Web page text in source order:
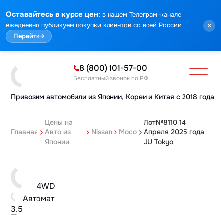
Оставайтесь в курсе цен: в нашем Телеграм-канале
ежедневно публикуем покупки клиентов со всей России
Перейти→
×
Привозим автомобили из Японии, Кореи и Китая с 2018 года
8 (800) 101-57-00
Бесплатный звонок по РФ
Главная
Цены на
Авто из
Японии
Nissan Moco
Лот№8110 14
Апреля 2025 года
JU Tokyo
4WD
Автомат
3.5